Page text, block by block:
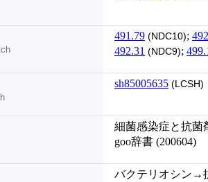
491.79 (NDC10);
492.31 (NDC9);
sh85005635 (LCSH)
細菌感染症と抗菌
goo辞書 (200604)
バクテリオシン→